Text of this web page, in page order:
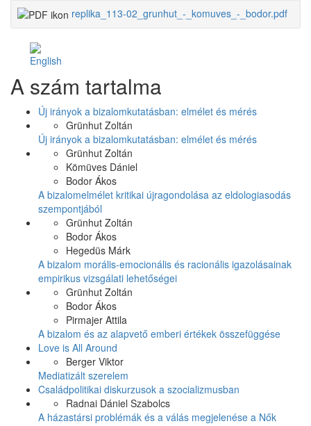
replika_113-02_grunhut_-_komuves_-_bodor.pdf
Likeon
A szám tartalma
Új irányok a bizalomkutatásban: elmélet és mérés
Grünhut Zoltán
Új irányok a bizalomkutatásban: elmélet és mérés
Grünhut Zoltán
Kömüves Dániel
Bodor Ákos
A bizalomelmélet kritikai újragondolása az eldologiasodás
szempontjából
Grünhut Zoltán
Bodor Ákos
Hegedüs Márk
A bizalom morális-emocionális és racionális igazolásainak
empirikus vizsgálati lehetőségei
Grünhut Zoltán
Bodor Ákos
Pirmajer Attila
A bizalom és az alapvető emberi értékek összefüggése
Love is All Around
Berger Viktor
Mediatizált szerelem
Családpolitikai diskurzusok a szocializmusban
Radnai Dániel Szabolcs
A házastársi problémák és a válás megjelenése a Nők